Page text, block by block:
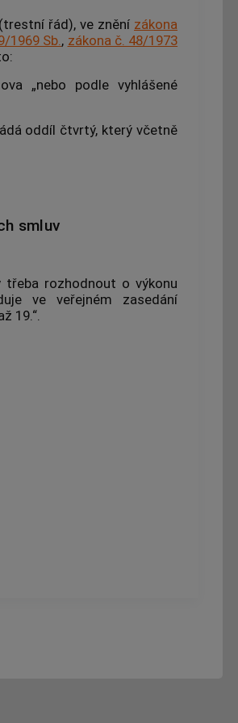
(trestní řád), ve znění zákona
1969 Sb., zákona č. 48/1973
„nebo podle vyhlášené
oddíl čtvrtý, který včetně
smluv
třeba rozhodnout o výkonu
ve veřejném zasedání
19.“.